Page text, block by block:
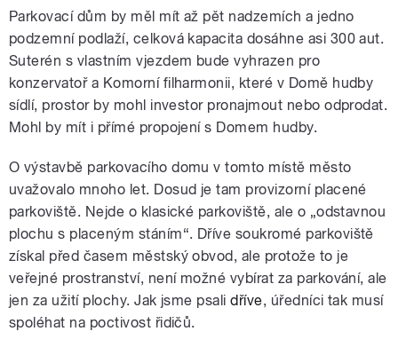
Parkovací dům by měl mít až pět nadzemích a jedno
podzemní podlaží, celková kapacita dosáhne asi 300 aut.
Suterén s vlastním vjezdem bude vyhrazen pro
konzervatoř a Komorní filharmonii, které v Domě hudby
sídlí, prostor by mohl investor pronajmout nebo odprodat.
Mohl by mít i přímé propojení s Domem hudby.
O výstavbě parkovacího domu v tomto místě město
uvažovalo mnoho let. Dosud je tam provizorní placené
parkoviště. Nejde o klasické parkoviště, ale o „odstavnou
plochu s placeným stáním“. Dříve soukromé parkoviště
získal před časem městský obvod, ale protože to je
veřejné prostranství, není možné vybírat za parkování, ale
jen za užití plochy. Jak jsme psalidříve, úředníci tak musí
spoléhat na poctivost řidičů.